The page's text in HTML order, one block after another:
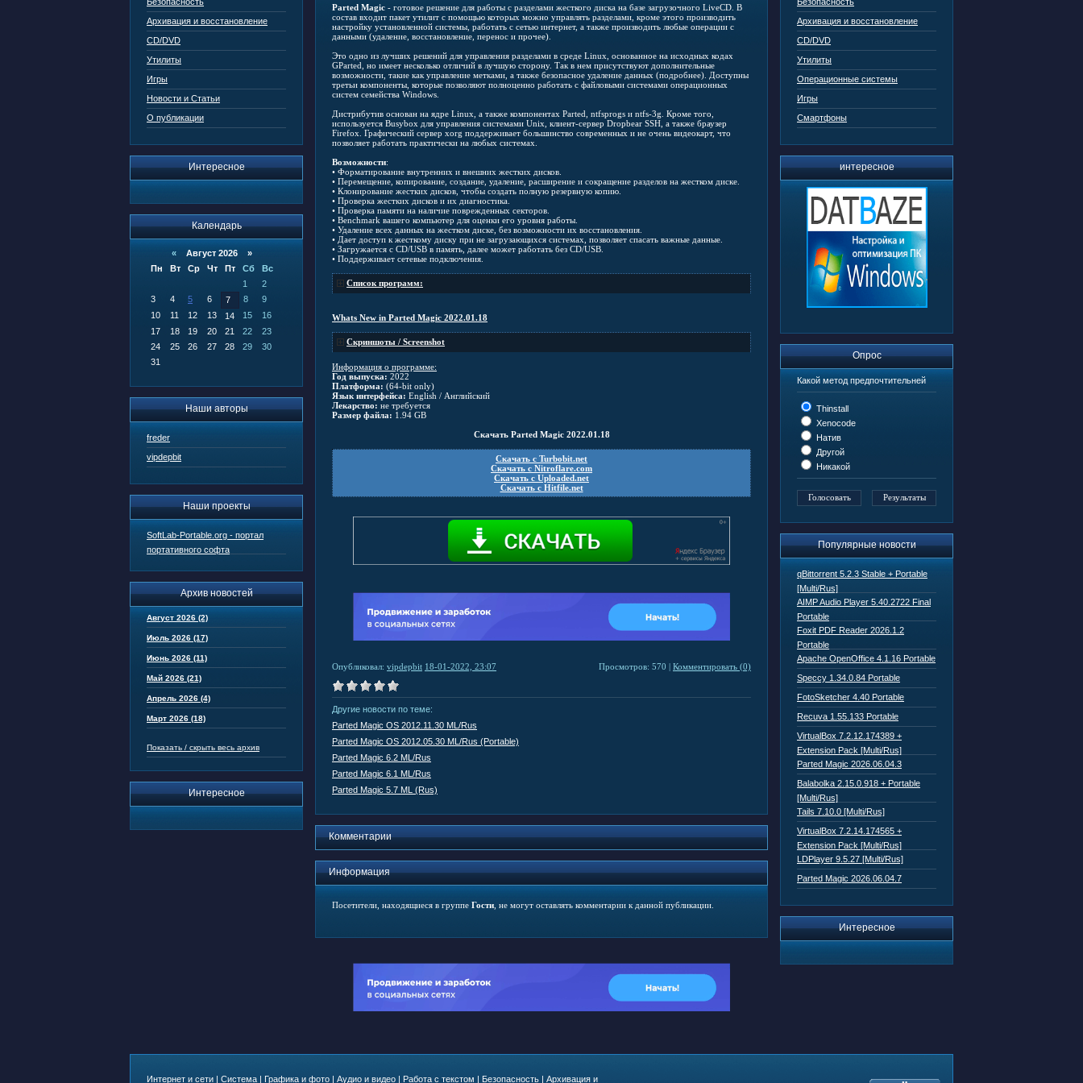
Архивация и восстановление
CD/DVD
Утилиты
Игры
Новости и Статьи
О публикации
Интересное
Календарь
« Август 2026 »
Пн
Вт Ср Чт Пт Сб
Вс
1
2
3
4 5 6 7 8
9
10
11 12 13 14 15
16
17
18 19 20 21 22
23
24
25 26 27 28 29
30
31
Наши авторы
freder
vipdepbit
Наши проекты
SoftLab-Portable.org - портал
портативного софта
Архив новостей
Август 2026 (2)
Июль 2026 (17)
Июнь 2026 (11)
Май 2026 (21)
Апрель 2026 (4)
Март 2026 (18)
Показать / скрыть весь архив
Интересное
Архивация и восстановление
CD/DVD
Утилиты
Операционные системы
Игры
Смартфоны
интересное
Опрос
Какой метод предпочтительней
Thinstall
Xenocode
Натив
Другой
Никакой
Популярные новости
qBittorrent 5.2.3 Stable + Portable
[Multi/Rus]
AIMP Audio Player 5.40.2722 Final
Portable
Foxit PDF Reader 2026.1.2
Portable
Apache OpenOffice 4.1.16 Portable
Speccy 1.34.0.84 Portable
FotoSketcher 4.40 Portable
Recuva 1.55.133 Portable
VirtualBox 7.2.12.174389 +
Extension Pack [Multi/Rus]
Parted Magic 2026.06.04.3
Balabolka 2.15.0.918 + Portable
[Multi/Rus]
Tails 7.10.0 [Multi/Rus]
VirtualBox 7.2.14.174565 +
Extension Pack [Multi/Rus]
LDPlayer 9.5.27 [Multi/Rus]
Parted Magic 2026.06.04.7
Интересное
Parted Magic - готовое решение для работы с разделами жесткого диска на базе загрузочного LiveCD. В
состав входит пакет утилит с помощью которых можно управлять разделами, кроме этого производить
настройку установленной системы, работать с сетью интернет, а также производить любые операции с
данными (удаление, восстановление, перенос и прочее).
Это одно из лучших решений для управления разделами в среде Linux, основанное на исходных кодах
GParted, но имеет несколько отличий в лучшую сторону. Так в нем присутствуют дополнительные
возможности, такие как управление метками, а также безопасное удаление данных (подробнее). Доступны
третьи компоненты, которые позволяют полноценно работать с файловыми системами операционных
систем семейства Windows.
Дистрибутив основан на ядре Linux, а также компонентах Parted, ntfsprogs и ntfs-3g. Кроме того,
используется Busybox для управления системами Unix, клиент-сервер Dropbear SSH, а также браузер
Firefox. Графический сервер xorg поддерживает большинство современных и не очень видеокарт, что
позволяет работать практически на любых системах.
Возможности:
• Форматирование внутренних и внешних жестких дисков.
• Перемещение, копирование, создание, удаление, расширение и сокращение разделов на жестком диске.
• Клонирование жестких дисков, чтобы создать полную резервную копию.
• Проверка жестких дисков и их диагностика.
• Проверка памяти на наличие поврежденных секторов.
• Benchmark вашего компьютер для оценки его уровня работы.
• Удаление всех данных на жестком диске, без возможности их восстановления.
• Дает доступ к жесткому диску при не загрузающихся системах, позволяет спасать важные данные.
• Загружается с CD/USB в память, далее может работать без CD/USB.
• Поддерживает сетевые подключения.
Список программ:
Whats New in Parted Magic 2022.01.18
Скриншоты / Screenshot
Информация о программе:
Год выпуска: 2022
Платформа: (64-bit only)
Язык интерфейса: English / Английский
Лекарство: не требуется
Размер файла: 1.94 GB
Скачать Parted Magic 2022.01.18
Скачать с Turbobit.net
Скачать с Nitroflare.com
Скачать с Uploaded.net
Скачать с Hitfile.net
Опубликовал: vipdepbit 18-01-2022, 23:07 Просмотров: 570 | Комментировать (0)
Другие новости по теме:
Parted Magic OS 2012.11.30 ML/Rus
Parted Magic OS 2012.05.30 ML/Rus (Portable)
Parted Magic 6.2 ML/Rus
Parted Magic 6.1 ML/Rus
Parted Magic 5.7 ML (Rus)
Комментарии
Информация
Посетители, находящиеся в группе Гости , не могут оставлять комментарии к данной публикации.
Интернет и сети | Система | Графика и фото | Аудио и видео | Работа с текстом | Безопасность | Архивация и